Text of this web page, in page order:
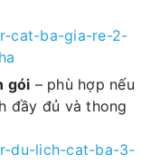
cat-ba-gia-re-2-
gói – phù hợp nếu
đầy đủ và thong
du-lich-cat-ba-3-